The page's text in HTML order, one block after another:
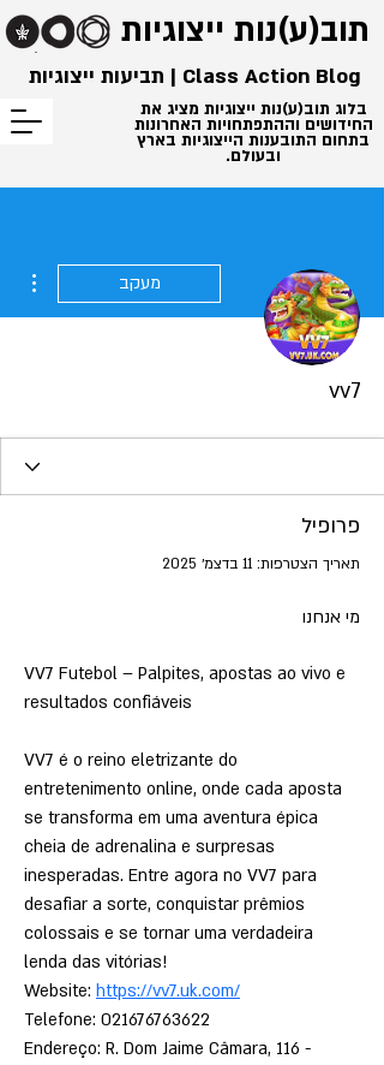
תוב(ע)נות ייצוגיות
בלוג תוב(ע)נות ייצוגיות מציג את
החידושים וההתפתחויות האחרונות
בתחום התובענות הייצוגיות בארץ
ובעולם.
Class Action Blog | תביעות ייצוגיות
מעקב
vv7
פרופיל
תאריך הצטרפות: 11 בדצמ׳ 2025
מי אנחנו
VV7 Futebol – Palpites, apostas ao vivo e
resultados confiáveis
VV7 é o reino eletrizante do
entretenimento online, onde cada aposta
se transforma em uma aventura épica
cheia de adrenalina e surpresas
inesperadas. Entre agora no VV7 para
desafiar a sorte, conquistar prêmios
colossais e se tornar uma verdadeira
lenda das vitórias!
Website: https://vv7.uk.com/
Telefone: 021676763622
Endereço: R. Dom Jaime Câmara, 116 -